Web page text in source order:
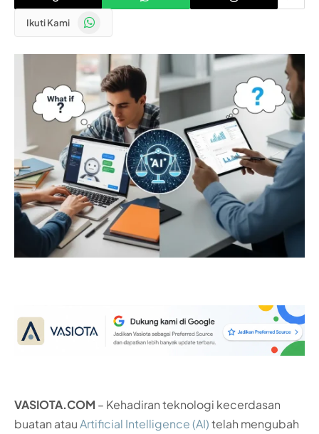
Ikuti Kami WhatsApp
VASIOTA.COM – Kehadiran teknologi kecerdasan
buatan atauArtificial Intelligence (AI)telah mengubah